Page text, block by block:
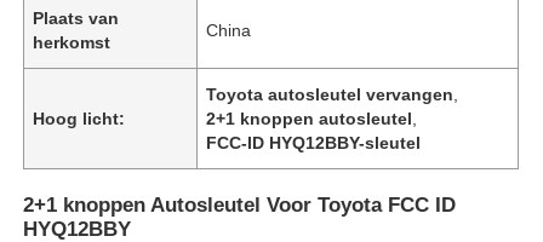
Plaats van
herkomst
China
Hoog licht:
Toyota autosleutel vervangen
2+1 knoppen autosleutel
FCC-ID HYQ12BBY-sleutel
2+1 knoppen Autosleutel Voor Toyota FCC ID
HYQ12BBY